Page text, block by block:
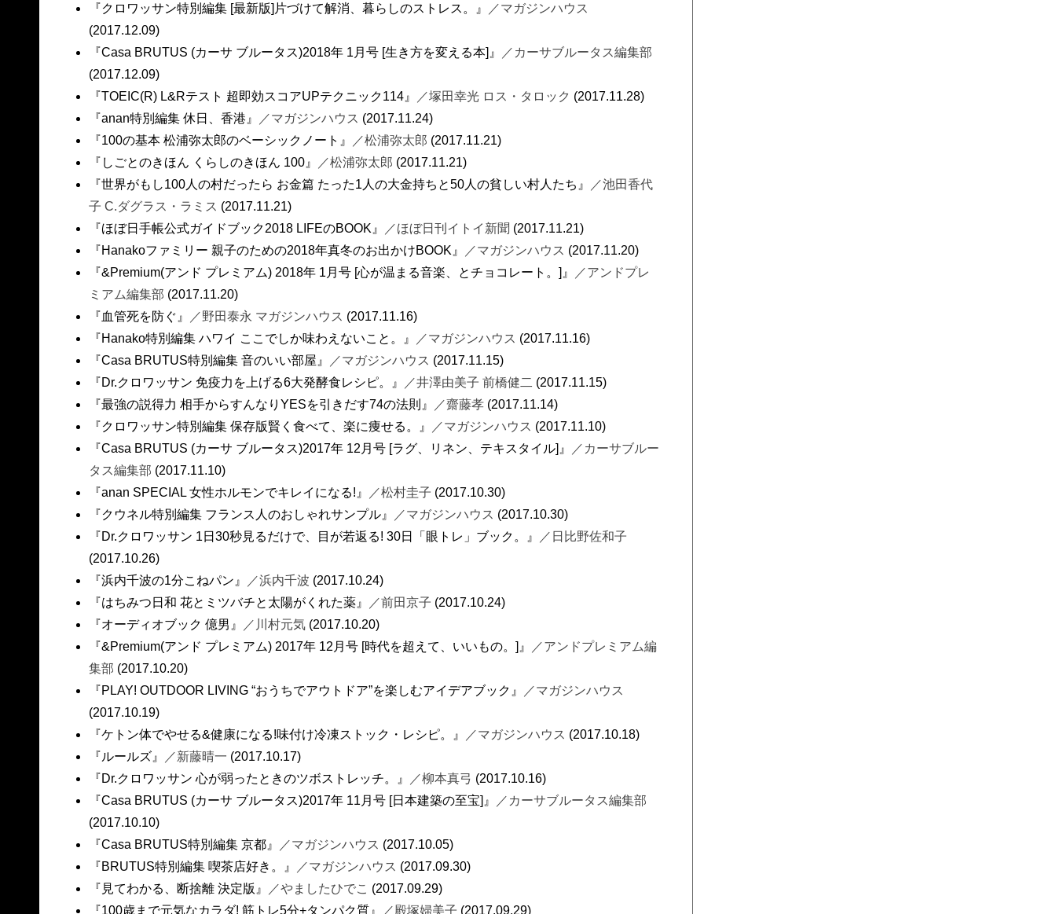
『クロワッサン特別編集 [最新版]片づけて解消、暮らしのストレス。』
／マガジンハウス
(2017.12.09)
『Casa BRUTUS (カーサ ブルータス)2018年 1月号 [生き方を変える本]』
／カーサブルータス編集部
(2017.12.09)
『TOEIC(R) L&Rテスト 超即効スコアUPテクニック114』
／塚田幸光 ロス・タロック (2017.11.28)
『anan特別編集 休日、香港』
／マガジンハウス (2017.11.24)
『100の基本 松浦弥太郎のベーシックノート』
／松浦弥太郎 (2017.11.21)
『しごとのきほん くらしのきほん 100』
／松浦弥太郎 (2017.11.21)
『世界がもし100人の村だったら お金篇 たった1人の大金持ちと50人の貧しい村人たち』
／池田香代
子 C.ダグラス・ラミス (2017.11.21)
『ほぼ日手帳公式ガイドブック2018 LIFEのBOOK』
／ほぼ日刊イトイ新聞 (2017.11.21)
『Hanakoファミリー 親子のための2018年真冬のお出かけBOOK』
／マガジンハウス (2017.11.20)
『&Premium(アンド プレミアム) 2018年 1月号 [心が温まる音楽、とチョコレート。]』
／アンドプレ
ミアム編集部 (2017.11.20)
『血管死を防ぐ』
／野田泰永 マガジンハウス (2017.11.16)
『Hanako特別編集 ハワイ ここでしか味わえないこと。』
／マガジンハウス (2017.11.16)
『Casa BRUTUS特別編集 音のいい部屋』
／マガジンハウス (2017.11.15)
『Dr.クロワッサン 免疫力を上げる6大発酵食レシピ。』
／井澤由美子 前橋健二 (2017.11.15)
『最強の説得力 相手からすんなりYESを引きだす74の法則』
／齋藤孝 (2017.11.14)
『クロワッサン特別編集 保存版賢く食べて、楽に痩せる。』
／マガジンハウス (2017.11.10)
『Casa BRUTUS (カーサ ブルータス)2017年 12月号 [ラグ、リネン、テキスタイル]』
／カーサブルー
タス編集部 (2017.11.10)
『anan SPECIAL 女性ホルモンでキレイになる!』
／松村圭子 (2017.10.30)
『クウネル特別編集 フランス人のおしゃれサンプル』
／マガジンハウス (2017.10.30)
『Dr.クロワッサン 1日30秒見るだけで、目が若返る! 30日「眼トレ」ブック。』
／日比野佐和子
(2017.10.26)
『浜内千波の1分こねパン』
／浜内千波 (2017.10.24)
『はちみつ日和 花とミツバチと太陽がくれた薬』
／前田京子 (2017.10.24)
『オーディオブック 億男』
／川村元気 (2017.10.20)
『&Premium(アンド プレミアム) 2017年 12月号 [時代を超えて、いいもの。]』
／アンドプレミアム編
集部 (2017.10.20)
『PLAY! OUTDOOR LIVING “おうちでアウトドア”を楽しむアイデアブック』
／マガジンハウス
(2017.10.19)
『ケトン体でやせる&健康になる!味付け冷凍ストック・レシピ。』
／マガジンハウス (2017.10.18)
『ルールズ』
／新藤晴一 (2017.10.17)
『Dr.クロワッサン 心が弱ったときのツボストレッチ。』
／柳本真弓 (2017.10.16)
『Casa BRUTUS (カーサ ブルータス)2017年 11月号 [日本建築の至宝]』
／カーサブルータス編集部
(2017.10.10)
『Casa BRUTUS特別編集 京都』
／マガジンハウス (2017.10.05)
『BRUTUS特別編集 喫茶店好き。』
／マガジンハウス (2017.09.30)
『見てわかる、断捨離 決定版』
／やましたひでこ (2017.09.29)
『100歳まで元気なカラダ! 筋トレ5分+タンパク質』
／殿塚婦美子 (2017.09.29)